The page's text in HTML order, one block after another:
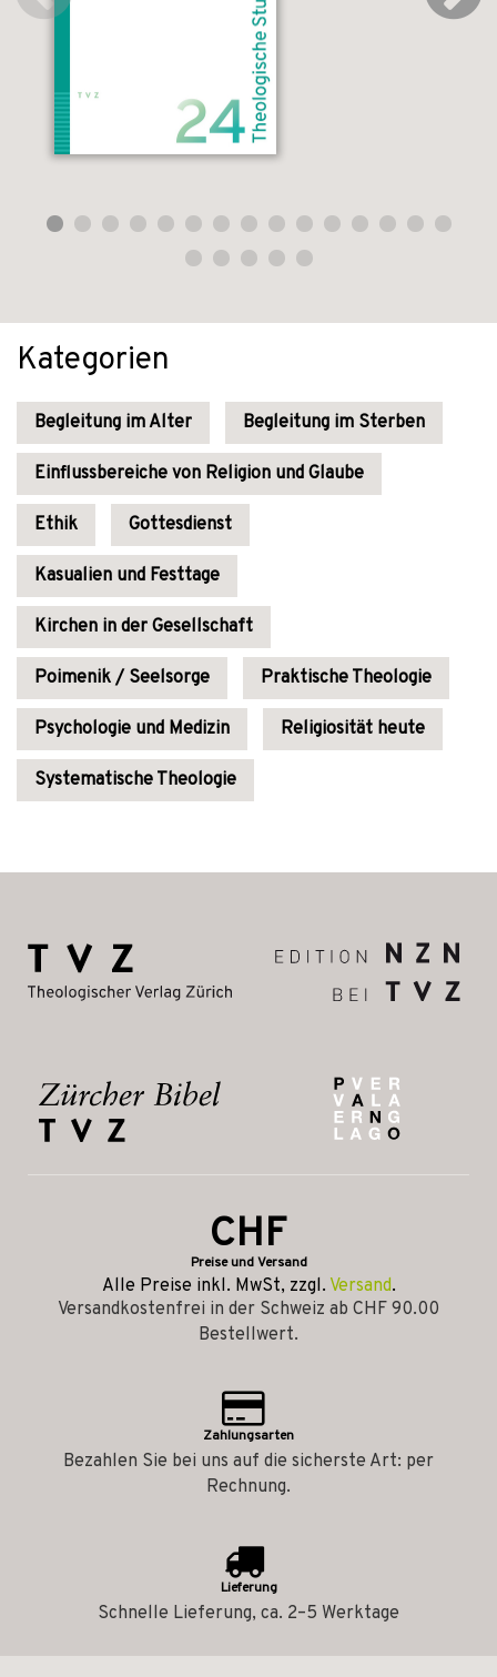
Kategorien
Begleitung im Alter Begleitung im Sterben
Einflussbereiche von Religion und Glaube
Ethik Gottesdienst
Kasualien und Festtage
Kirchen in der Gesellschaft
Poimenik / Seelsorge Praktische Theologie
Psychologie und Medizin Religiosität heute
Systematische Theologie
CHF
Preise und Versand
Alle Preise inkl. MwSt, zzgl. Versand.
Versandkostenfrei in der Schweiz ab CHF 90.00
Bestellwert.
Zahlungsarten
Bezahlen Sie bei uns auf die sicherste Art: per
Rechnung.
Lieferung
Schnelle Lieferung, ca. 2–5 Werktage